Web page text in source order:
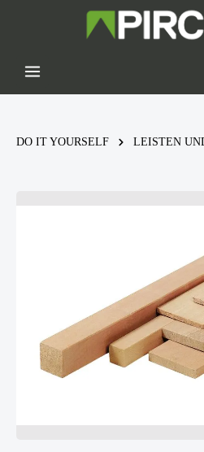
DO IT YOURSELF LEISTEN